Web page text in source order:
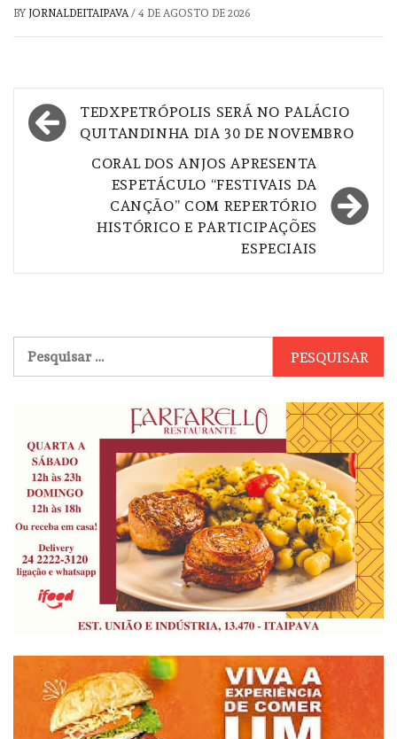
BY JORNALDEITAIPAVA/ 4 DE AGOSTO DE 2026
Navegação
de
TEDXPETRÓPOLIS SERÁ NO PALÁCIO
QUITANDINHA DIA 30 DE NOVEMBRO
CORAL DOS ANJOS APRESENTA
ESPETÁCULO “FESTIVAIS DA
CANÇÃO” COM REPERTÓRIO
HISTÓRICO E PARTICIPAÇÕES
ESPECIAIS
por: